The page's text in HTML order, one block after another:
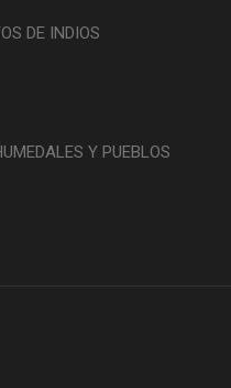
DE INDIOS
Y PUEBLOS